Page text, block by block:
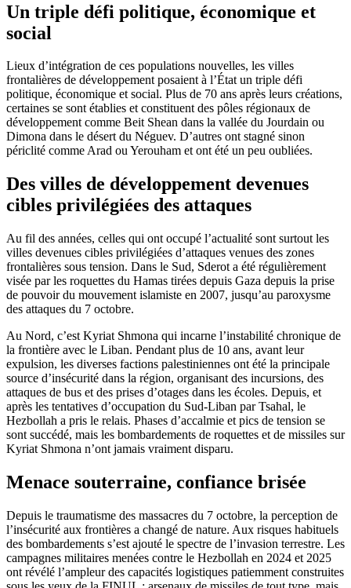
Un triple défi politique, économique et
social
Lieux d’intégration de ces populations nouvelles, les villes
frontalières de développement posaient à l’État un triple défi
politique, économique et social. Plus de 70 ans après leurs créations,
certaines se sont établies et constituent des pôles régionaux de
développement comme Beit Shean dans la vallée du Jourdain ou
Dimona dans le désert du Néguev. D’autres ont stagné sinon
périclité comme Arad ou Yerouham et ont été un peu oubliées.
Des villes de développement devenues
cibles privilégiées des attaques
Au fil des années, celles qui ont occupé l’actualité sont surtout les
villes devenues cibles privilégiées d’attaques venues des zones
frontalières sous tension. Dans le Sud, Sderot a été régulièrement
visée par les roquettes du Hamas tirées depuis Gaza depuis la prise
de pouvoir du mouvement islamiste en 2007, jusqu’au paroxysme
des attaques du 7 octobre.
Au Nord, c’est Kyriat Shmona qui incarne l’instabilité chronique de
la frontière avec le Liban. Pendant plus de 10 ans, avant leur
expulsion, les diverses factions palestiniennes ont été la principale
source d’insécurité dans la région, organisant des incursions, des
attaques de bus et des prises d’otages dans les écoles. Depuis, et
après les tentatives d’occupation du Sud-Liban par Tsahal, le
Hezbollah a pris le relais. Phases d’accalmie et pics de tension se
sont succédé, mais les bombardements de roquettes et de missiles sur
Kyriat Shmona n’ont jamais vraiment disparu.
Menace souterraine, confiance brisée
Depuis le traumatisme des massacres du 7 octobre, la perception de
l’insécurité aux frontières a changé de nature. Aux risques habituels
des bombardements s’est ajouté le spectre de l’invasion terrestre. Les
campagnes militaires menées contre le Hezbollah en 2024 et 2025
ont révélé l’ampleur des capacités logistiques patiemment construites